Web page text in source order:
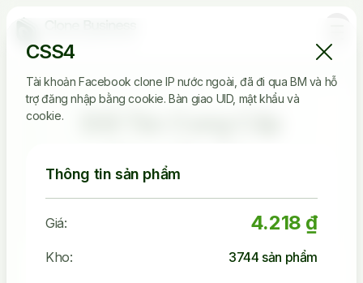
Clone Tin Cậy
CSS4
Tài khoản Facebook clone IP nước ngoài, đã đi qua BM và hỗ
trợ đăng nhập bằng cookie. Bàn giao UID, mật khẩu và
cookie.
Thông tin sản phẩm
Giá: 4.218 ₫
Kho: 3744 sản phẩm